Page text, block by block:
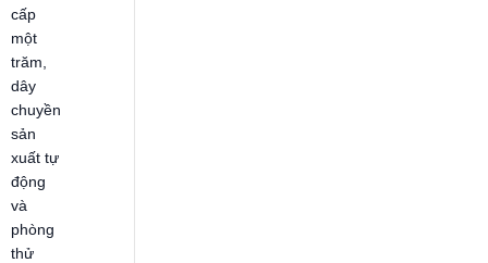
cấp
một
trăm,
dây
chuyền
sản
xuất tự
động
và
phòng
thử